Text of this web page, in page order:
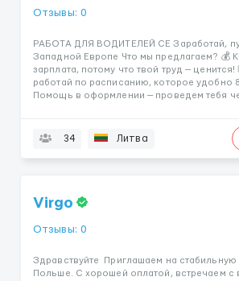
Отзывы: 0
РАБОТА ДЛЯ ВОДИТЕЛЕЙ СЕ Заработай,
Западной Европе Что мы предлагаем? 💰
зарплата, потому что твой труд — ценится!
работай по расписанию, которое
Помощь в оформлении — проведем тебя
34 Литва
Virgo
Отзывы: 0
Здравствуйте Приглашаем на
Польше. С хорошей оплатой, встречаем с